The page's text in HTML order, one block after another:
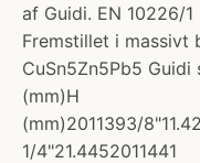
af Guidi. EN 10226/1
Fremstillet i massivt
CuSn5Zn5Pb5
(mm)H
(mm)2011393/
1/4"21.4452011441